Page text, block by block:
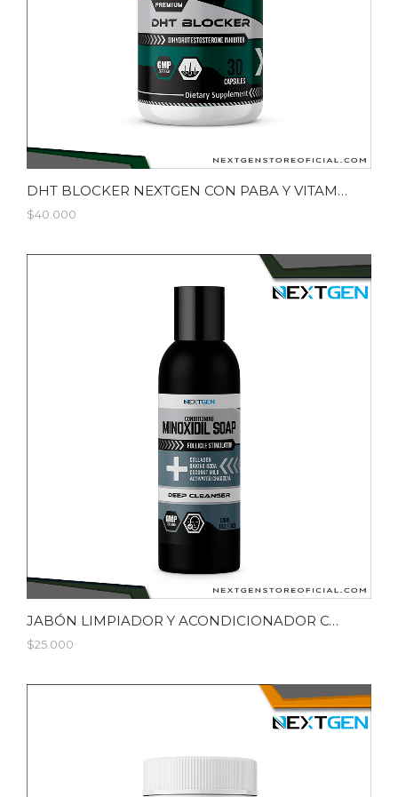
DHT BLOCKER NEXTGEN CON PABA Y VITAMINA B5 /30 CAP
$40.000
JABÓN LIMPIADOR Y ACONDICIONADOR CON MINOXIDIL, BICARBONATO Y CARBÓN ACTIVADO /126ML
$25.000